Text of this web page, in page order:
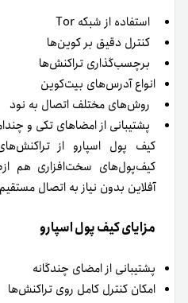
استفاده از شبکه Tor
کنترل دقیق بر کوین‌ها
برچسب‌گذاری تراکنش‌ها
انواع آدرس‌های بیت‌‌کوین
روش‌های مختلف اتصال به نود
پشتیبانی از امضاهای تکی و
آفلاین بدون نیاز به اتصال
مزایای کیف پول اسپارو
پشتیبانی از امضای چندگانه
امکان کنترل کامل روی تراکنش‌ها